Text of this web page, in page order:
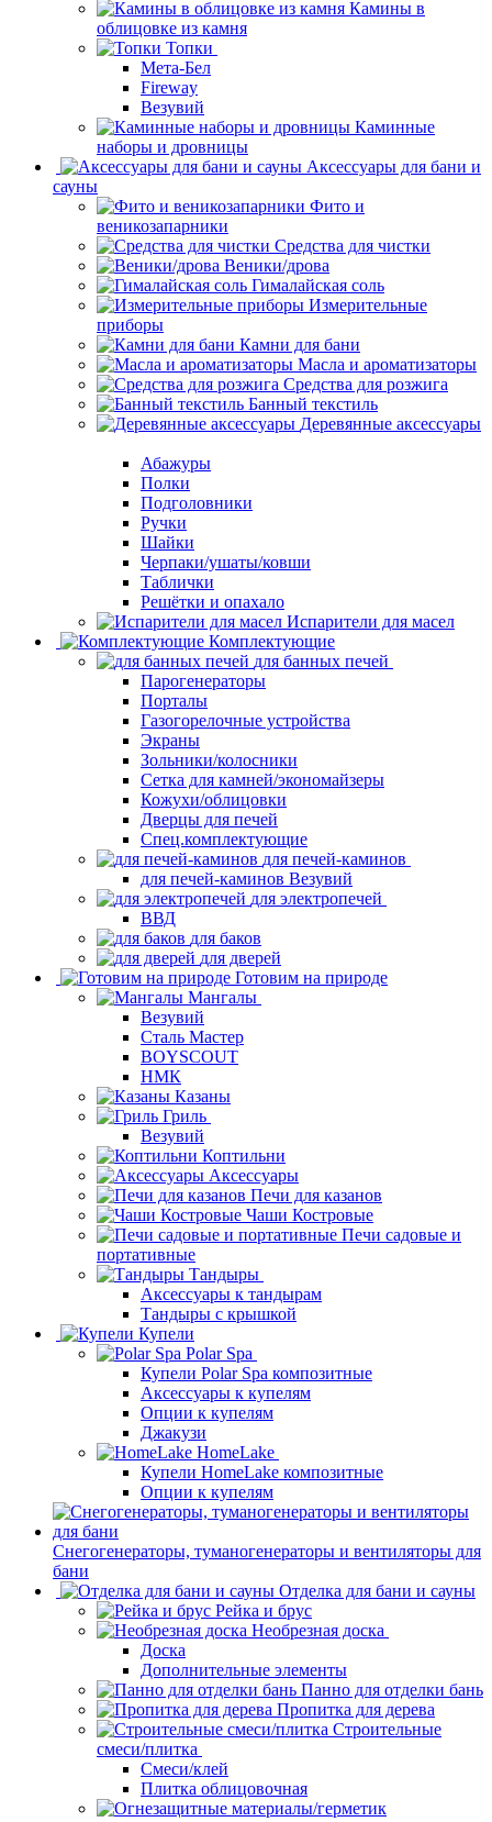
Камины в
облицовке из камня
Топки
Мета-Бел
Fireway
Везувий
Каминные
наборы и дровницы
Аксессуары для бани и
сауны
Фито и
веникозапарники
Средства для чистки
Веники/дрова
Гималайская соль
Измерительные
приборы
Камни для бани
Масла и ароматизаторы
Средства для розжига
Банный текстиль
Деревянные аксессуары
Абажуры
Полки
Подголовники
Ручки
Шайки
Черпаки/ушаты/ковши
Таблички
Решётки и опахало
Испарители для масел
Комплектующие
для банных печей
Парогенераторы
Порталы
Газогорелочные устройства
Экраны
Зольники/колосники
Сетка для камней/экономайзеры
Кожухи/облицовки
Дверцы для печей
Спец.комплектующие
для печей-каминов
для печей-каминов Везувий
для электропечей
ВВД
для баков
для дверей
Готовим на природе
Мангалы
Везувий
Сталь Мастер
BOYSCOUT
НМК
Казаны
Гриль
Везувий
Коптильни
Аксессуары
Печи для казанов
Чаши Костровые
Печи садовые и
портативные
Тандыры
Аксессуары к тандырам
Тандыры с крышкой
Купели
Polar Spa
Купели Polar Spa композитные
Аксессуары к купелям
Опции к купелям
Джакузи
HomeLake
Купели HomeLake композитные
Опции к купелям
Снегогенераторы, туманогенераторы и вентиляторы для
бани
Отделка для бани и сауны
Рейка и брус
Необрезная доска
Доска
Дополнительные элементы
Панно для отделки бань
Пропитка для дерева
Строительные
смеси/плитка
Смеси/клей
Плитка облицовочная